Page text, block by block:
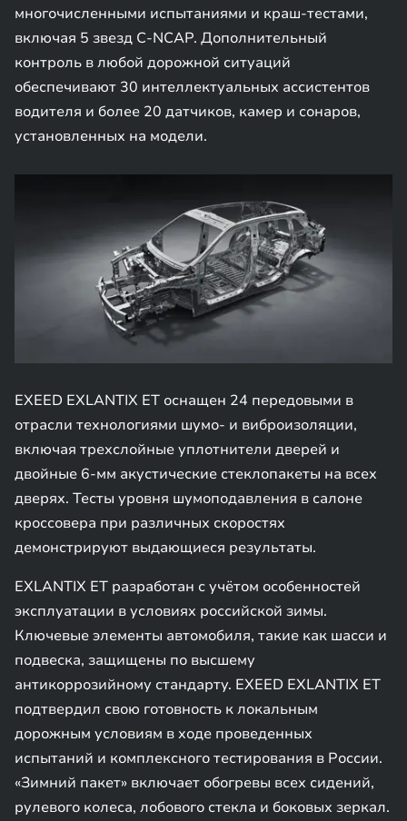
многочисленными испытаниями и краш-тестами,
включая 5 звезд C-NCAP. Дополнительный
контроль в любой дорожной ситуаций
обеспечивают 30 интеллектуальных ассистентов
водителя и более 20 датчиков, камер и сонаров,
установленных на модели.
EXEED EXLANTIX ET оснащен 24 передовыми в
отрасли технологиями шумо- и виброизоляции,
включая трехслойные уплотнители дверей и
двойные 6-мм акустические стеклопакеты на всех
дверях. Тесты уровня шумоподавления в салоне
кроссовера при различных скоростях
демонстрируют выдающиеся результаты.
EXLANTIX ET разработан с учётом особенностей
эксплуатации в условиях российской зимы.
Ключевые элементы автомобиля, такие как шасси и
подвеска, защищены по высшему
антикоррозийному стандарту. EXEED EXLANTIX ET
подтвердил свою готовность к локальным
дорожным условиям в ходе проведенных
испытаний и комплексного тестирования в России.
«Зимний пакет» включает обогревы всех сидений,
рулевого колеса, лобового стекла и боковых зеркал.